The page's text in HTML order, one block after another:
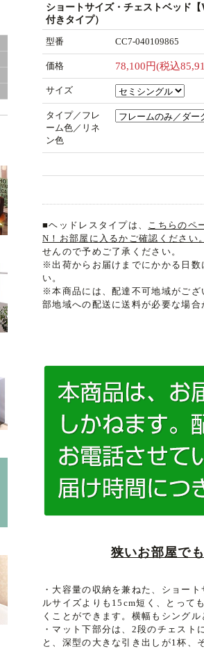
ショートサイズ・チェストベッド
付きタイプ）
型番 CC7-040109865
価格 78,100円(税込
サイズ
タイプ／フレ
ーム色／リネ
ン色
■ヘッドレスタイプは、 こちらのペ
N！お部屋に入るかご確認ください
せんので予めご了承ください。
※出荷からお届けまでにかかる日数
い。
※本商品には、配達不可地域がござ
部地域への配送に送料が必要な場
狭いお部屋で
・大容量の収納を兼ねた、ショー
ルサイズよりも15cm短く、とって
くことができます。横幅もシング
・マット下部分は、2段のチェス
と、深型の大きな引き出しが1杯、